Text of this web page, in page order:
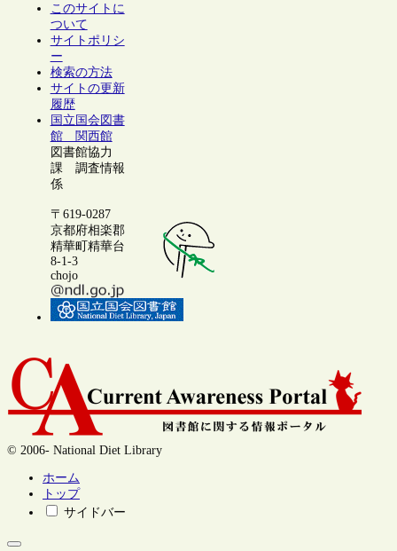
このサイトに
ついて
サイトポリシ
ー
検索の方法
サイトの更新
履歴
国立国会図書
館 関西館
図書館協力
課 調査情報
係
〒619-0287
京都府相楽郡
精華町精華台
8-1-3
chojo
© 2006- National Diet Library
ホーム
トップ
サイドバー